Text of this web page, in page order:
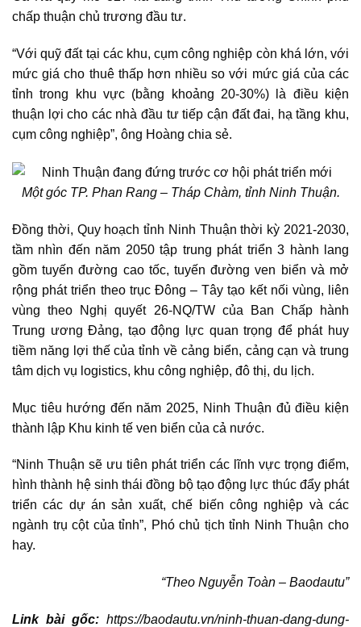
chấp thuận chủ trương đầu tư.
“Với quỹ đất tại các khu, cụm công nghiệp còn khá lớn, với
mức giá cho thuê thấp hơn nhiều so với mức giá của các
tỉnh trong khu vực (bằng khoảng 20-30%) là điều kiện
thuận lợi cho các nhà đầu tư tiếp cận đất đai, hạ tầng khu,
cụm công nghiệp”, ông Hoàng chia sẻ.
Một góc TP. Phan Rang – Tháp Chàm, tỉnh Ninh Thuận.
Đồng thời, Quy hoạch tỉnh Ninh Thuận thời kỳ 2021-2030,
tầm nhìn đến năm 2050 tập trung phát triển 3 hành lang
gồm tuyến đường cao tốc, tuyến đường ven biển và mở
rộng phát triển theo trục Đông – Tây tạo kết nối vùng, liên
vùng theo Nghị quyết 26-NQ/TW của Ban Chấp hành
Trung ương Đảng, tạo động lực quan trọng để phát huy
tiềm năng lợi thế của tỉnh về cảng biển, cảng cạn và trung
tâm dịch vụ logistics, khu công nghiệp, đô thị, du lịch.
Mục tiêu hướng đến năm 2025, Ninh Thuận đủ điều kiện
thành lập Khu kinh tế ven biển của cả nước.
“Ninh Thuận sẽ ưu tiên phát triển các lĩnh vực trọng điểm,
hình thành hệ sinh thái đồng bộ tạo động lực thúc đẩy phát
triển các dự án sản xuất, chế biến công nghiệp và các
ngành trụ cột của tỉnh”, Phó chủ tịch tỉnh Ninh Thuận cho
hay.
“Theo Nguyễn Toàn – Baodautu”
Link bài gốc: https://baodautu.vn/ninh-thuan-dang-dung-